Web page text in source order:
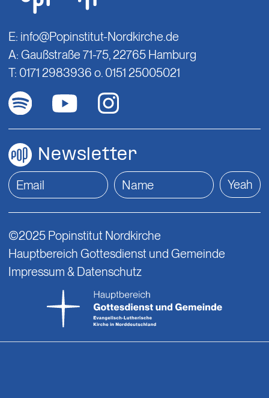
E: info@Popinstitut-Nordkirche.de
A: Gaußstraße 71-75, 22765 Hamburg
T: 0171 2983936 o. 0151 25005021
Newsletter
Yeah
©2025 Popinstitut Nordkirche
Hauptbereich Gottesdienst und Gemeinde
Impressum & Datenschutz